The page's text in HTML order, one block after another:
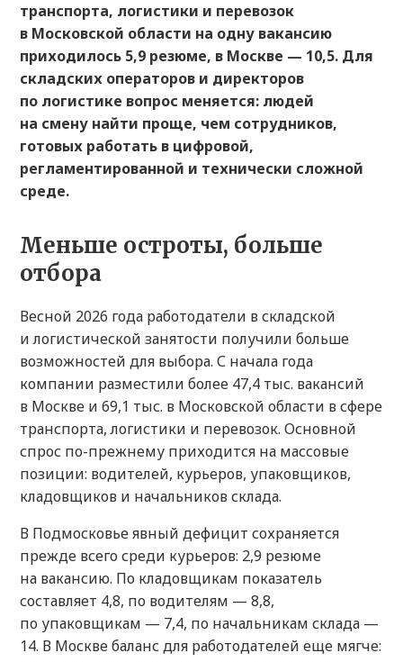
транспорта, логистики и перевозок
в Московской области на одну вакансию
приходилось 5,9 резюме, в Москве — 10,5. Для
складских операторов и директоров
по логистике вопрос меняется: людей
на смену найти проще, чем сотрудников,
готовых работать в цифровой,
регламентированной и технически сложной
среде.
Меньше остроты, больше
отбора
Весной 2026 года работодатели в складской
и логистической занятости получили больше
возможностей для выбора. С начала года
компании разместили более 47,4 тыс. вакансий
в Москве и 69,1 тыс. в Московской области в сфере
транспорта, логистики и перевозок. Основной
спрос по-прежнему приходится на массовые
позиции: водителей, курьеров, упаковщиков,
кладовщиков и начальников склада.
В Подмосковье явный дефицит сохраняется
прежде всего среди курьеров: 2,9 резюме
на вакансию. По кладовщикам показатель
составляет 4,8, по водителям — 8,8,
по упаковщикам — 7,4, по начальникам склада —
14. В Москве баланс для работодателей еще мягче: